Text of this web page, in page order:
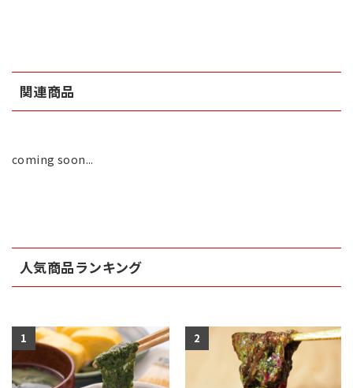
関連商品
coming soon...
人気商品ランキング
1 2